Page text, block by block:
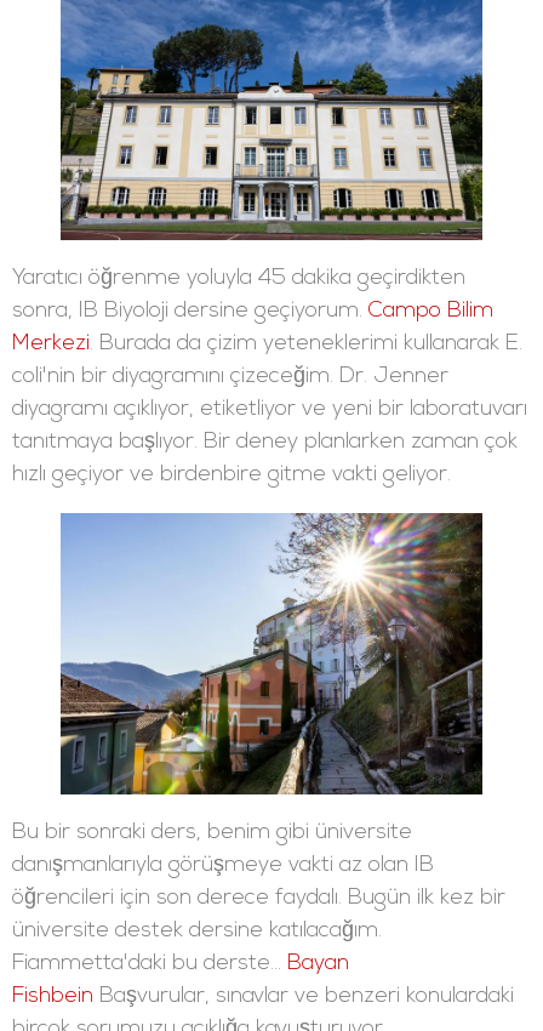
Yaratıcı öğrenme yoluyla 45 dakika geçirdikten
sonra, IB Biyoloji dersine geçiyorum. Campo Bilim
Merkezi. Burada da çizim yeteneklerimi kullanarak E.
coli'nin bir diyagramını çizeceğim. Dr. Jenner
diyagramı açıklıyor, etiketliyor ve yeni bir laboratuvarı
tanıtmaya başlıyor. Bir deney planlarken zaman çok
hızlı geçiyor ve birdenbire gitme vakti geliyor.
Bu bir sonraki ders, benim gibi üniversite
danışmanlarıyla görüşmeye vakti az olan IB
öğrencileri için son derece faydalı. Bugün ilk kez bir
üniversite destek dersine katılacağım.
Fiammetta'daki bu derste... Bayan
Fishbein Başvurular, sınavlar ve benzeri konulardaki